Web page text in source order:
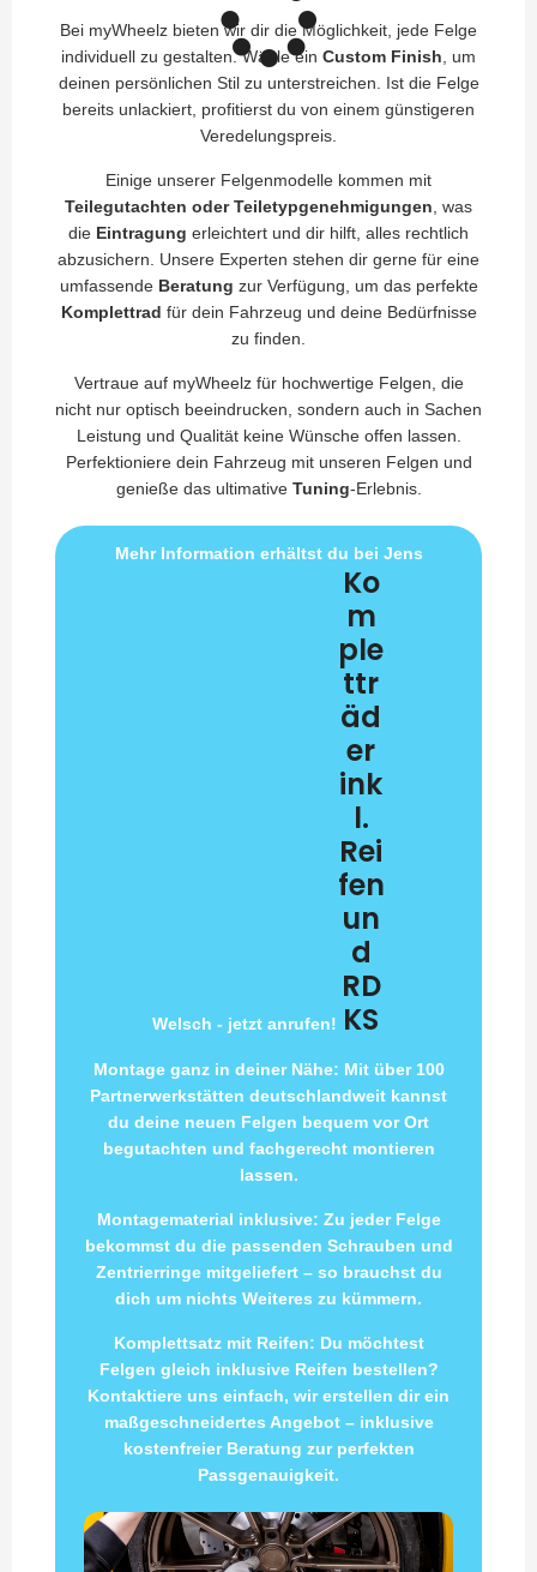
Bei myWheelz bieten wir dir die Möglichkeit, jede Felge
individuell zu gestalten. Wähle ein Custom Finish, um
deinen persönlichen Stil zu unterstreichen. Ist die Felge
bereits unlackiert, profitierst du von einem günstigeren
Veredelungspreis.
Einige unserer Felgenmodelle kommen mit
Teilegutachten oder Teiletypgenehmigungen, was
die Eintragung erleichtert und dir hilft, alles rechtlich
abzusichern. Unsere Experten stehen dir gerne für eine
umfassende Beratung zur Verfügung, um das perfekte
Komplettrad für dein Fahrzeug und deine Bedürfnisse
zu finden.
Vertraue auf myWheelz für hochwertige Felgen, die
nicht nur optisch beeindrucken, sondern auch in Sachen
Leistung und Qualität keine Wünsche offen lassen.
Perfektioniere dein Fahrzeug mit unseren Felgen und
genieße das ultimative Tuning-Erlebnis.
Mehr Information erhältst du bei Jens
Welsch - jetzt anrufen!
Ko
m
ple
ttr
äd
er
ink
l.
Rei
fen
un
d
RD
KS
Montage ganz in deiner Nähe: Mit über 100
Partnerwerkstätten deutschlandweit kannst
du deine neuen Felgen bequem vor Ort
begutachten und fachgerecht montieren
lassen.
Montagematerial inklusive: Zu jeder Felge
bekommst du die passenden Schrauben und
Zentrierringe mitgeliefert – so brauchst du
dich um nichts Weiteres zu kümmern.
Komplettsatz mit Reifen: Du möchtest
Felgen gleich inklusive Reifen bestellen?
Kontaktiere uns einfach, wir erstellen dir ein
maßgeschneidertes Angebot – inklusive
kostenfreier Beratung zur perfekten
Passgenauigkeit.